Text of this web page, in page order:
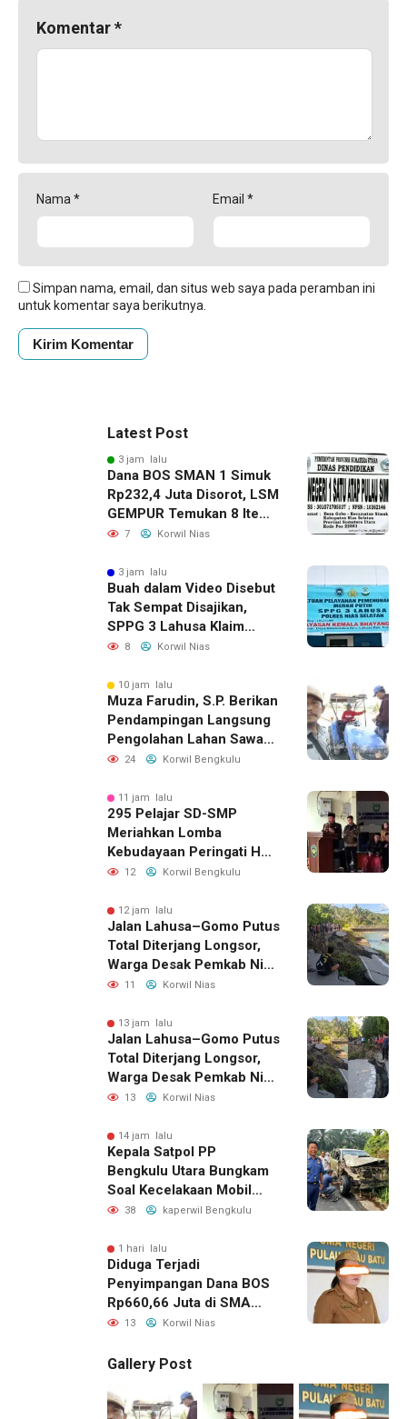
Komentar*
Nama * Email *
Simpan nama, email, dan situs web saya pada peramban ini
untuk komentar saya berikutnya.
Latest Post
3 jam lalu
Dana BOS SMAN 1 Simuk
Rp232,4 Juta Disorot, LSM
GEMPUR Temukan 8 Item
Aset Rp65 Juta Diduga
7 Korwil Nias
3 jam lalu
Buah dalam Video Disebut
Tak Sempat Disajikan,
SPPG 3 Lahusa Klaim
Langsung Ganti dan
8 Korwil Nias
10 jam lalu
Muza Farudin, S.P. Berikan
Pendampingan Langsung
Pengolahan Lahan Sawah
di Seginim
24 Korwil Bengkulu
11 jam lalu
295 Pelajar SD-SMP
Meriahkan Lomba
Kebudayaan Peringati HUT
RI Ke-81 di Bengkulu
12 Korwil Bengkulu
12 jam lalu
Jalan Lahusa–Gomo Putus
Total Diterjang Longsor,
Warga Desak Pemkab Nias
Selatan Bergerak Cepat
11 Korwil Nias
13 jam lalu
Jalan Lahusa–Gomo Putus
Total Diterjang Longsor,
Warga Desak Pemkab Nias
Selatan Bergerak Cepat
13 Korwil Nias
14 jam lalu
Kepala Satpol PP
Bengkulu Utara Bungkam
Soal Kecelakaan Mobil
Dinas yang Dikemudikan
38 kaperwil Bengkulu
1 hari lalu
Diduga Terjadi
Penyimpangan Dana BOS
Rp660,66 Juta di SMA
Negeri 1 Pulau-Pulau
Belanja Bernilai Besar Jadi
Siapkan Laporan ke
13 Korwil Nias
Gallery Post